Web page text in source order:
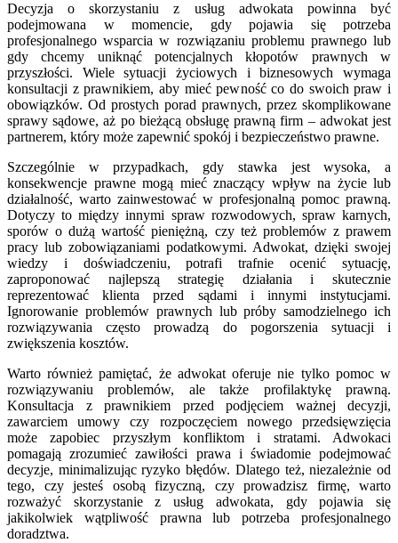
Decyzja o skorzystaniu z usług adwokata powinna być
podejmowana w momencie, gdy pojawia się potrzeba
profesjonalnego wsparcia w rozwiązaniu problemu prawnego lub
gdy chcemy uniknąć potencjalnych kłopotów prawnych w
przyszłości. Wiele sytuacji życiowych i biznesowych wymaga
konsultacji z prawnikiem, aby mieć pewność co do swoich praw i
obowiązków. Od prostych porad prawnych, przez skomplikowane
sprawy sądowe, aż po bieżącą obsługę prawną firm – adwokat jest
partnerem, który może zapewnić spokój i bezpieczeństwo prawne.
Szczególnie w przypadkach, gdy stawka jest wysoka, a
konsekwencje prawne mogą mieć znaczący wpływ na życie lub
działalność, warto zainwestować w profesjonalną pomoc prawną.
Dotyczy to między innymi spraw rozwodowych, spraw karnych,
sporów o dużą wartość pieniężną, czy też problemów z prawem
pracy lub zobowiązaniami podatkowymi. Adwokat, dzięki swojej
wiedzy i doświadczeniu, potrafi trafnie ocenić sytuację,
zaproponować najlepszą strategię działania i skutecznie
reprezentować klienta przed sądami i innymi instytucjami.
Ignorowanie problemów prawnych lub próby samodzielnego ich
rozwiązywania często prowadzą do pogorszenia sytuacji i
zwiększenia kosztów.
Warto również pamiętać, że adwokat oferuje nie tylko pomoc w
rozwiązywaniu problemów, ale także profilaktykę prawną.
Konsultacja z prawnikiem przed podjęciem ważnej decyzji,
zawarciem umowy czy rozpoczęciem nowego przedsięwzięcia
może zapobiec przyszłym konfliktom i stratami. Adwokaci
pomagają zrozumieć zawiłości prawa i świadomie podejmować
decyzje, minimalizując ryzyko błędów. Dlatego też, niezależnie od
tego, czy jesteś osobą fizyczną, czy prowadzisz firmę, warto
rozważyć skorzystanie z usług adwokata, gdy pojawia się
jakikolwiek wątpliwość prawna lub potrzeba profesjonalnego
doradztwa.